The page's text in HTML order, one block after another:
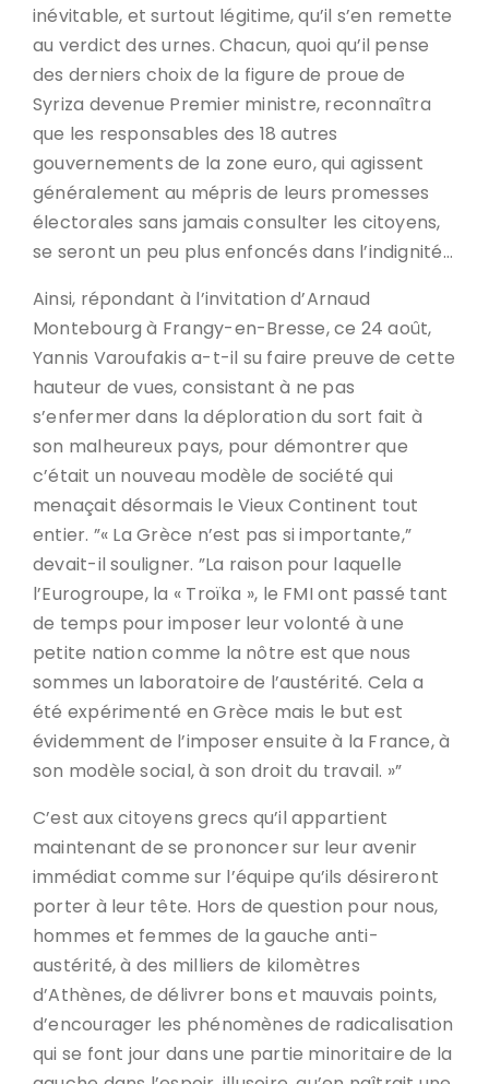
inévitable, et surtout légitime, qu’il s’en remette
au verdict des urnes. Chacun, quoi qu’il pense
des derniers choix de la figure de proue de
Syriza devenue Premier ministre, reconnaîtra
que les responsables des 18 autres
gouvernements de la zone euro, qui agissent
généralement au mépris de leurs promesses
électorales sans jamais consulter les citoyens,
se seront un peu plus enfoncés dans l’indignité…
Ainsi, répondant à l’invitation d’Arnaud
Montebourg à Frangy-en-Bresse, ce 24 août,
Yannis Varoufakis a-t-il su faire preuve de cette
hauteur de vues, consistant à ne pas
s’enfermer dans la déploration du sort fait à
son malheureux pays, pour démontrer que
c’était un nouveau modèle de société qui
menaçait désormais le Vieux Continent tout
entier. ”« La Grèce n’est pas si importante,”
devait-il souligner. ”La raison pour laquelle
l’Eurogroupe, la « Troïka », le FMI ont passé tant
de temps pour imposer leur volonté à une
petite nation comme la nôtre est que nous
sommes un laboratoire de l’austérité. Cela a
été expérimenté en Grèce mais le but est
évidemment de l’imposer ensuite à la France, à
son modèle social, à son droit du travail. »”
C’est aux citoyens grecs qu’il appartient
maintenant de se prononcer sur leur avenir
immédiat comme sur l’équipe qu’ils désireront
porter à leur tête. Hors de question pour nous,
hommes et femmes de la gauche anti-
austérité, à des milliers de kilomètres
d’Athènes, de délivrer bons et mauvais points,
d’encourager les phénomènes de radicalisation
qui se font jour dans une partie minoritaire de la